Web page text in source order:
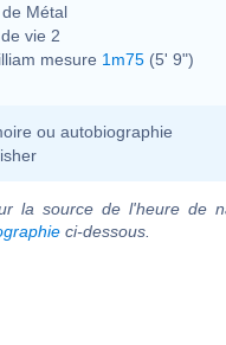
Métal
vie 2
mesure 1m75 (5' 9")
ou autobiographie
la source de l'heure de
ci-dessous.